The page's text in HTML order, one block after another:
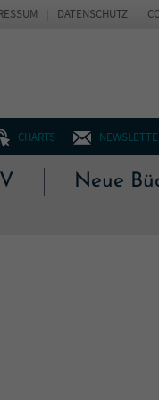
CHARTS
Neue
DATENSCHUTZ